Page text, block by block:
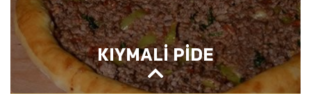
KIYMALİ PİDE